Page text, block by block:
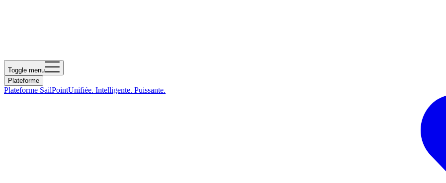
Toggle menu
Plateforme
Plateforme SailPointUnifiée. Intelligente. Puissante.